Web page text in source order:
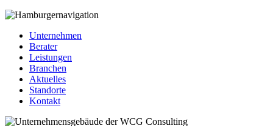
Unternehmen
Berater
Leistungen
Branchen
Aktuelles
Standorte
Kontakt